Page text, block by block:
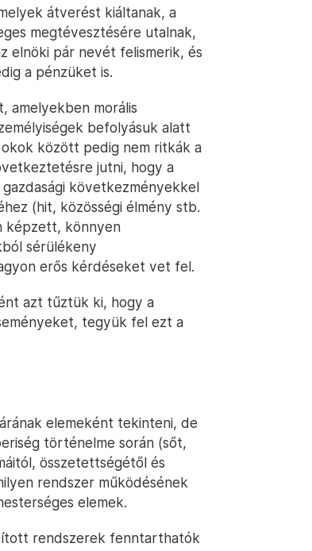
átverést kiáltanak, a
megtévesztésére utalnak,
elnöki pár nevét felismerik, és
a pénzüket is.
amelyekben morális
befolyásuk alatt
között pedig nem ritkák a
jutni, hogy a
gazdasági következményekkel
(hit, közösségi élmény stb.
képzett, könnyen
sérülékeny
erős kérdéseket vet fel.
azt tűztük ki, hogy a
tegyük fel ezt a
elemeként tekinteni, de
történelme során (sőt,
összetettségétől és
rendszer működésének
elemek.
rendszerek fenntarthatók